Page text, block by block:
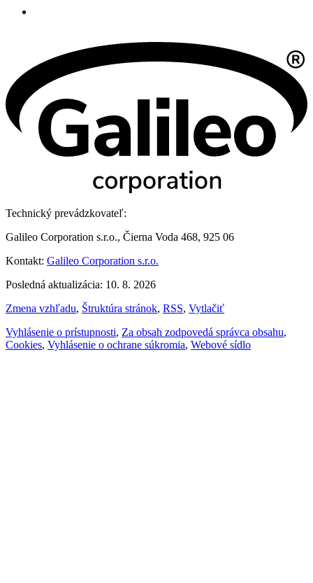
Technický prevádzkovateľ:
Galileo Corporation s.r.o., Čierna Voda 468, 925 06
Kontakt: Galileo Corporation s.r.o.
Posledná aktualizácia: 10. 8. 2026
Zmena vzhľadu, Štruktúra stránok, RSS, Vytlačiť
Vyhlásenie o prístupnosti, Za obsah zodpovedá správca obsahu,
Cookies, Vyhlásenie o ochrane súkromia, Webové sídlo